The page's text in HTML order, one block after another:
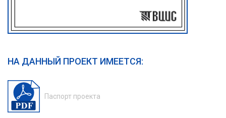
НА ДАННЫЙ ПРОЕКТ ИМЕЕТСЯ:
Паспорт проекта